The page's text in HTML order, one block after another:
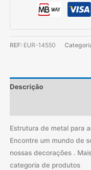
arcos
2m
REF: EUR-14550
Descrição
Estrutura de metal para
Encontre um mundo de
nossas decorações .
categoria de produtos